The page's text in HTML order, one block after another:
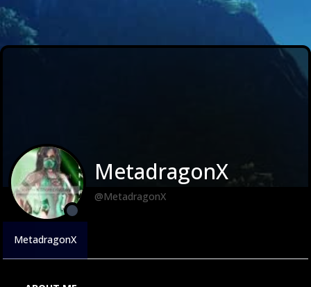
MetadragonX
@MetadragonX
MetadragonX